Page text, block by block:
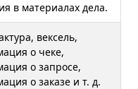
в материалах дела.
вексель,
о чеке,
о запросе,
о заказе и т. д.